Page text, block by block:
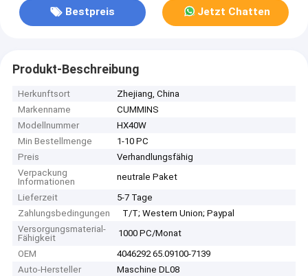
Bestpreis Jetzt Chatten
Produkt-Beschreibung
Herkunftsort
Zhejiang, China
Markenname
CUMMINS
Modellnummer
HX40W
Min Bestellmenge
1-10 PC
Preis
Verhandlungsfähig
Verpackung
Informationen
neutrale Paket
Lieferzeit
5-7 Tage
Zahlungsbedingungen
T/T; Western Union; Paypal
Versorgungsmaterial-
Fähigkeit
1000 PC/Monat
OEM
4046292 65.09100-7139
Auto-Hersteller
Maschine DL08